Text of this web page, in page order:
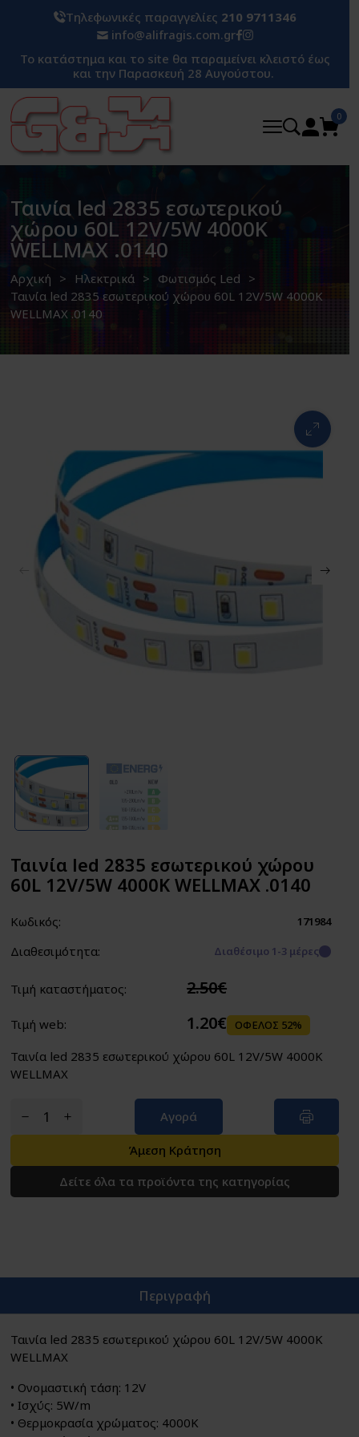
Το κατάστημα και το site θα παραμείνει κλειστό έως
και την Παρασκευή 28 Αυγούστου.
Τηλεφωνικές παραγγελίες 210 9711346
info@alifragis.com.gr
0
Ταινία led 2835 εσωτερικού
χώρου 60L 12V/5W 4000K
WELLMAX .0140
Αρχική Ηλεκτρικά
Φωτισμός Led
Ταινία led 2835 εσωτερικού χώρου 60L 12V/5W 4000K
WELLMAX .0140
Ταινία led 2835 εσωτερικού χώρου
60L 12V/5W 4000K WELLMAX .0140
Κωδικός: 171984
Διαθεσιμότητα: Διαθέσιμο 1-3 μέρες
Τιμή καταστήματος: 2.50€
Τιμή web: 1.20€ ΟΦΕΛΟΣ 52%
Ταινία led 2835 εσωτερικού χώρου 60L 12V/5W 4000K
WELLMAX
Αγορά
Άμεση Κράτηση
Δείτε όλα τα προϊόντα της κατηγορίας
Περιγραφή
Ταινία led 2835 εσωτερικού χώρου 60L 12V/5W 4000K
WELLMAX
• Ονομαστική τάση: 12V
• Ισχύς: 5W/m
• Θερμοκρασία χρώματος: 4000K